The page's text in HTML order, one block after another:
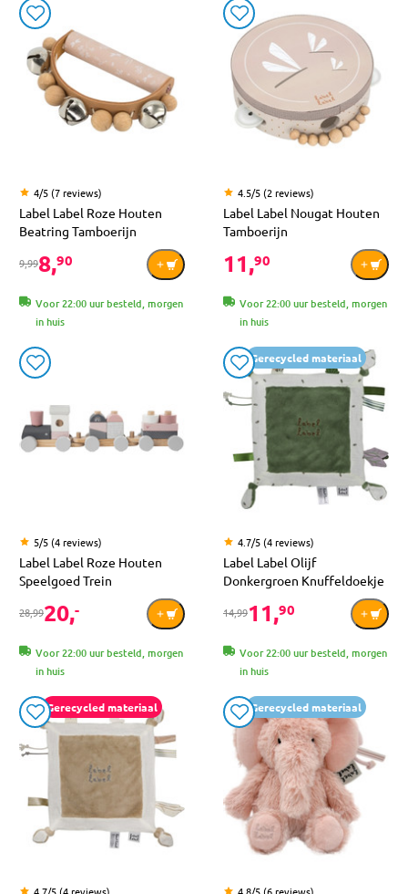
4/5 (7 reviews)
Label Label Roze Houten
Beatring Tamboerijn
9,998,90
Voor 22:00 uur besteld, morgen
in huis
4.5/5 (2 reviews)
Label Label Nougat Houten
Tamboerijn
11,90
Voor 22:00 uur besteld, morgen
in huis
5/5 (4 reviews)
Label Label Roze Houten
Speelgoed Trein
28,9920,-
Voor 22:00 uur besteld, morgen
in huis
Gerecycled materiaal
4.7/5 (4 reviews)
Label Label Olijf
Donkergroen Knuffeldoekje
14,9911,90
Voor 22:00 uur besteld, morgen
in huis
Gerecycled materiaal
4.7/5 (4 reviews)
Gerecycled materiaal
4.8/5 (6 reviews)